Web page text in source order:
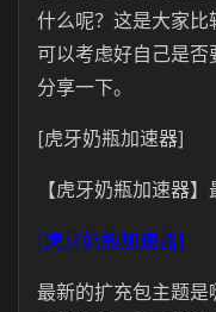
什么呢？这是大家
可以考虑好自己是
分享一下。
[虎牙奶瓶加速器]
【虎牙奶瓶加速器
[虎牙奶瓶加速器]
最新的扩充包主题